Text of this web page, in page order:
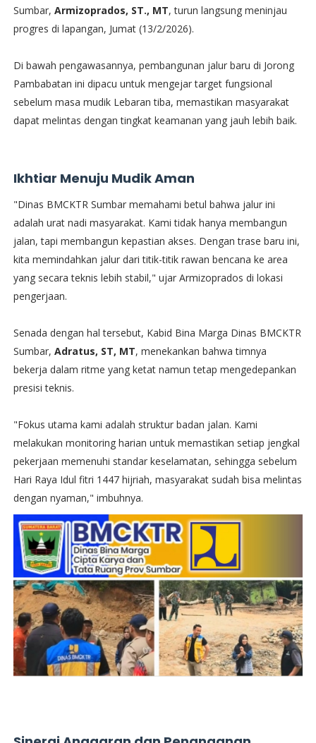
Sumbar, Armizoprados, ST., MT, turun langsung meninjau
progres di lapangan, ​Jumat (13/2/2026).
Di bawah pengawasannya, pembangunan jalur baru di Jorong
Pambabatan ini dipacu untuk mengejar target fungsional
sebelum masa mudik Lebaran tiba, memastikan masyarakat
dapat melintas dengan tingkat keamanan yang jauh lebih baik.
Ikhtiar Menuju Mudik Aman
​"Dinas BMCKTR Sumbar memahami betul bahwa jalur ini
adalah urat nadi masyarakat. Kami tidak hanya membangun
jalan, tapi membangun kepastian akses. Dengan trase baru ini,
kita memindahkan jalur dari titik-titik rawan bencana ke area
yang secara teknis lebih stabil," ujar Armizoprados di lokasi
pengerjaan.
​Senada dengan hal tersebut, Kabid Bina Marga Dinas BMCKTR
Sumbar, Adratus, ST, MT, menekankan bahwa timnya
bekerja dalam ritme yang ketat namun tetap mengedepankan
presisi teknis.
"Fokus utama kami adalah struktur badan jalan. Kami
melakukan monitoring harian untuk memastikan setiap jengkal
pekerjaan memenuhi standar keselamatan, sehingga sebelum
Hari Raya Idul fitri 1447 hijriah, masyarakat sudah bisa melintas
dengan nyaman," imbuhnya.